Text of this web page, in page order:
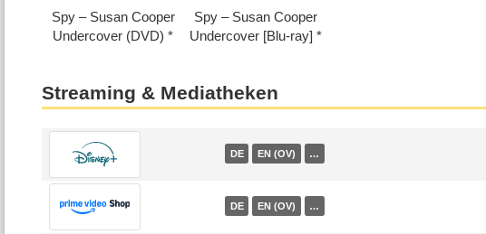
Spy – Susan Cooper
Undercover (DVD)
Spy – Susan Cooper
Undercover [Blu-ray]
Streaming & Mediatheken
DE EN (OV) …
DE EN (OV) …